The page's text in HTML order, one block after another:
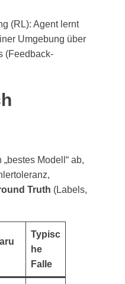
(RL): Agent lernt
Umgebung über
(Feedback-
Modell“ ab,
Truth (Labels,
Typisc
he
Falle